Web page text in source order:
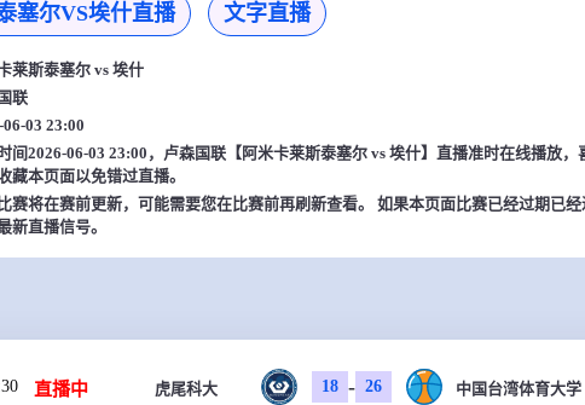
塞尔VS埃什直播 文字直播
莱斯泰塞尔 vs 埃什
联
06-03 23:00
间2026-06-03 23:00，卢森国联【阿米卡莱斯泰塞尔 vs 埃什】直播准时在线播放
藏本页面以免错过直播。
赛将在赛前更新，可能需要您在比赛前再刷新查看。 如果本页面比赛已经过期已
新直播信号。
直播中 虎尾科大 18 - 26 中国台湾体育大学